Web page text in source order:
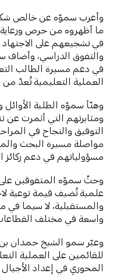
وأعرب سموّه عن خالص شكره
ما أظهروه من حرص ورعاية
في تشجيعهم على
والتفوق الدراسي، وأضاف
في دعم مسيرة الطالب
العملية التعليمية تُعدّ من
وهنّأ سموّه الطلبة
ومثابرتهم التي أثمرت عن
التوفيق والنجاح في
مواصلة مسيرة البحث
مسؤولياتهم في دعم ركائز
وحثّ سموّه المتفوقين
علمية تُضيف قيمة نوعية
والمستقبلية، لا سيما في
واسعة في مختلف
وعبّر سمو الشيخ حمدان بن
للقائمين على العملية
المحوري في إعداد